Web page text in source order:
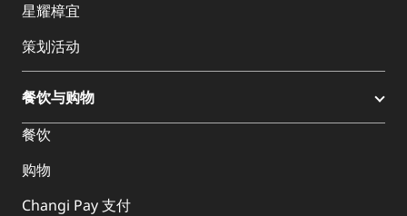
星耀樟宜
策划活动
餐饮与购物
餐饮
购物
Changi Pay 支付